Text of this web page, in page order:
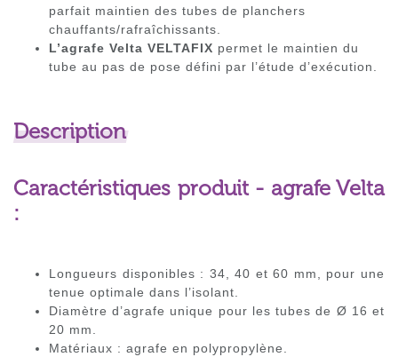
parfait maintien des tubes de planchers
chauffants/rafraîchissants.
L’agrafe Velta VELTAFIX permet le maintien du
tube au pas de pose défini par l’étude d’exécution.
Description
Caractéristiques produit - agrafe Velta
:
Longueurs disponibles : 34, 40 et 60 mm, pour une
tenue optimale dans l’isolant.
Diamètre d’agrafe unique pour les tubes de Ø 16 et
20 mm.
Matériaux : agrafe en polypropylène.